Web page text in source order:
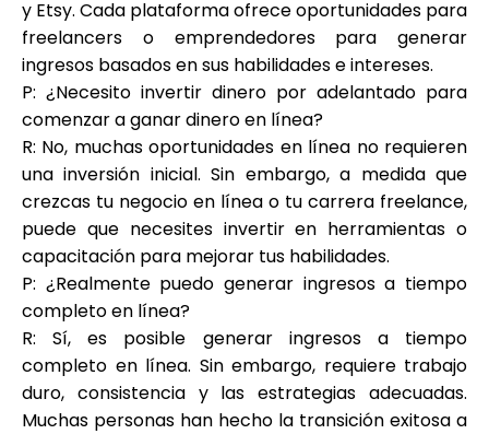
y Etsy. Cada plataforma ofrece oportunidades para
freelancers o emprendedores para generar
ingresos basados en sus habilidades e intereses.
P: ¿Necesito invertir dinero por adelantado para
comenzar a ganar dinero en línea?
R: No, muchas oportunidades en línea no requieren
una inversión inicial. Sin embargo, a medida que
crezcas tu negocio en línea o tu carrera freelance,
puede que necesites invertir en herramientas o
capacitación para mejorar tus habilidades.
P: ¿Realmente puedo generar ingresos a tiempo
completo en línea?
R: Sí, es posible generar ingresos a tiempo
completo en línea. Sin embargo, requiere trabajo
duro, consistencia y las estrategias adecuadas.
Muchas personas han hecho la transición exitosa a